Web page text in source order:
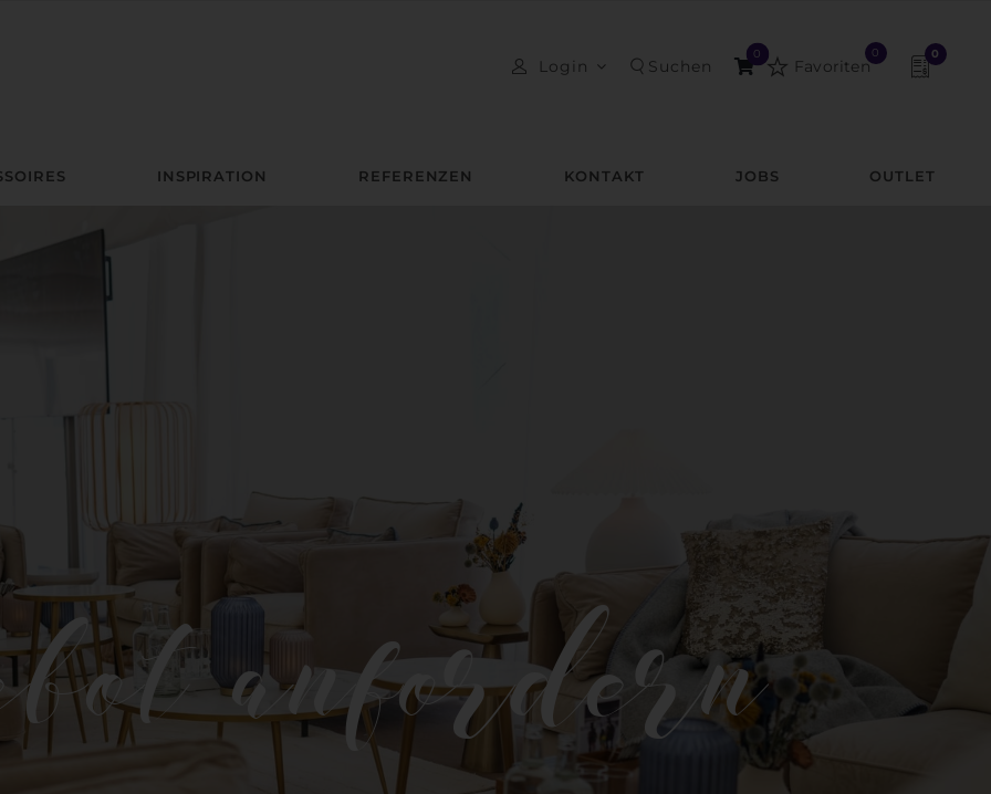
Login
0
Favoriten
0 0
INSPIRATION REFERENZEN KONTAKT JOBS OUTLET
anfordern